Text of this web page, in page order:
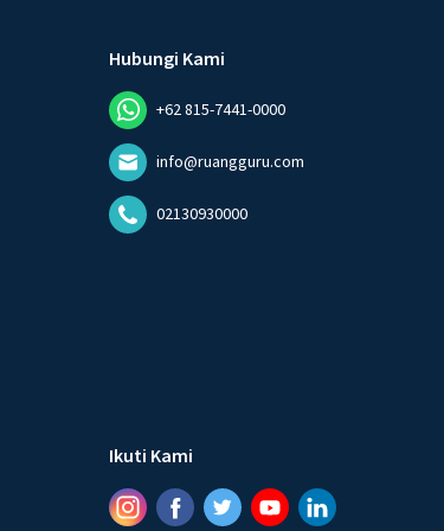
Hubungi Kami
+62 815-7441-0000
info@ruangguru.com
02130930000
Ikuti Kami